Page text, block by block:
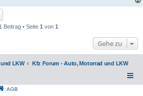
1 Beitrag • Seite 1 von 1
Gehe zu
LKW Kfz Forum - Auto, Motorrad und LKW
AGB